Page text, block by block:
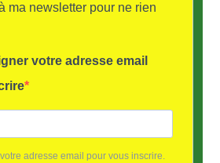
ma newsletter pour ne rien
votre adresse email
adresse email pour vous inscrire.